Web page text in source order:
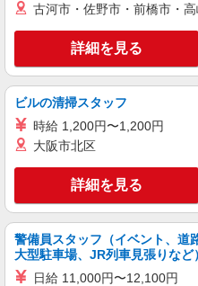
+゜・。○。・
ィブ支給(規定有) ★月2回払い・週払い可能
有）★ ゜・。
広島県広
キープ
派遣社員
株式会社シエロ
人気機種に
月給
る） ※研修
給 ★交通費別途支
○。・゜+゜・
給(規定有) お友達を紹介頂くと, インセンティブ支
給(規定有) ゜
広島県広
キープ
紹介予定派遣
古河市・佐野市・前橋市・
詳細を見る
ビルの清掃スタッフ
時給 1,200円〜1,200円
大阪市北区
詳細を見る
警備員スタッフ（イベント、道
大型駐車場、JR列車見張りなど）
日給 11,000円〜12,100円